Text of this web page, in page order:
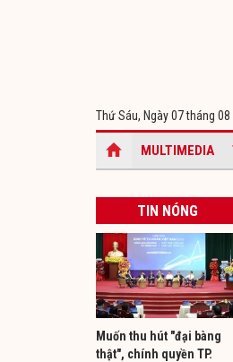
Thứ Sáu, Ngày 07 tháng
MULTIMEDIA
TIN NÓNG
Muốn thu hút "đại bàng
thật", chính quyền TP.